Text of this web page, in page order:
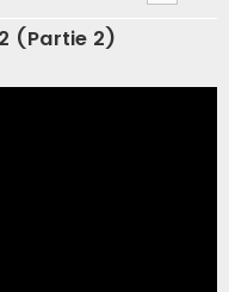
(Partie 2)